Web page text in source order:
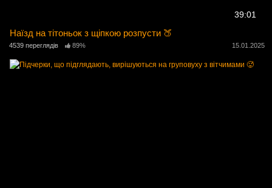
39:01
Наїзд на тітоньок з щіпкою розпусти 🍑
4539 переглядів 89% 15.01.2025